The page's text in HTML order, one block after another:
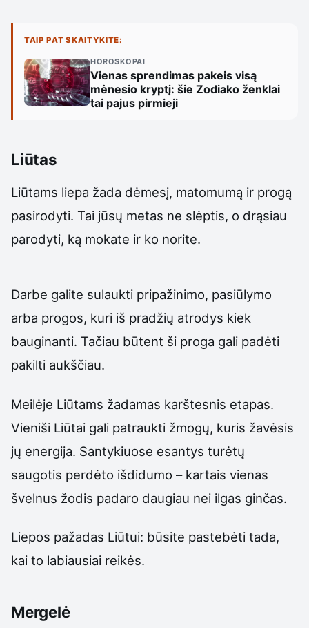
TAIP PAT SKAITYKITE:
HOROSKOPAI
Vienas sprendimas pakeis visą
mėnesio kryptį: šie Zodiako ženklai
tai pajus pirmieji
Liūtas
Liūtams liepa žada dėmesį, matomumą ir progą
pasirodyti. Tai jūsų metas ne slėptis, o drąsiau
parodyti, ką mokate ir ko norite.
Darbe galite sulaukti pripažinimo, pasiūlymo
arba progos, kuri iš pradžių atrodys kiek
bauginanti. Tačiau būtent ši proga gali padėti
pakilti aukščiau.
Meilėje Liūtams žadamas karštesnis etapas.
Vieniši Liūtai gali patraukti žmogų, kuris žavėsis
jų energija. Santykiuose esantys turėtų
saugotis perdėto išdidumo – kartais vienas
švelnus žodis padaro daugiau nei ilgas ginčas.
Liepos pažadas Liūtui: būsite pastebėti tada,
kai to labiausiai reikės.
Mergelė